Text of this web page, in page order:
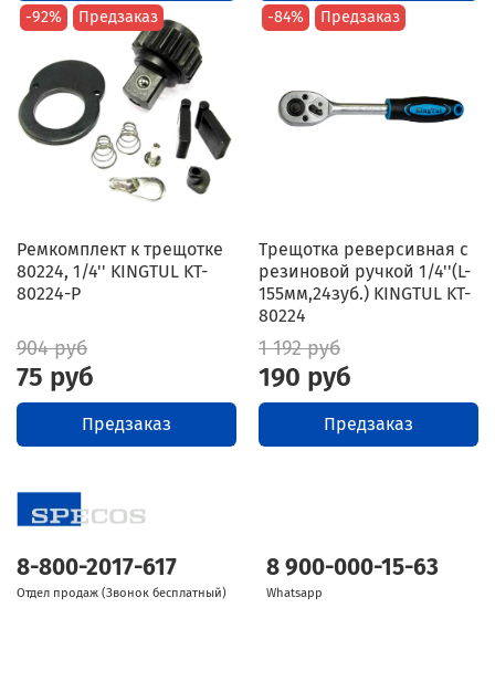
-92% Предзаказ
Ремкомплект к трещотке
80224, 1/4'' KINGTUL KT-
80224-P
904 руб
75 руб
Предзаказ
-84% Предзаказ
Трещотка реверсивная с
резиновой ручкой 1/4''(L-
155мм,24зуб.) KINGTUL KT-
80224
1 192 руб
190 руб
Предзаказ
8-800-2017-617
Отдел продаж (Звонок бесплатный)
8 900-000-15-63
Whatsapp